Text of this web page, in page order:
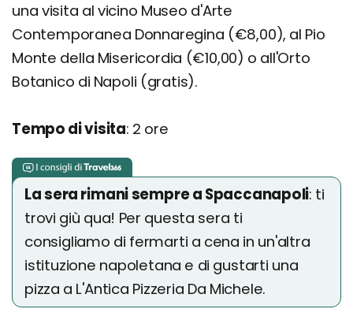
una visita al vicino Museo d'Arte
Contemporanea Donnaregina (€8,00), al Pio
Monte della Misericordia (€10,00) o all'Orto
Botanico di Napoli (gratis).
Tempo di visita: 2 ore
La sera rimani sempre a Spaccanapoli: ti
trovi giù qua! Per questa sera ti
consigliamo di fermarti a cena in un'altra
istituzione napoletana e di gustarti una
pizza a L'Antica Pizzeria Da Michele.